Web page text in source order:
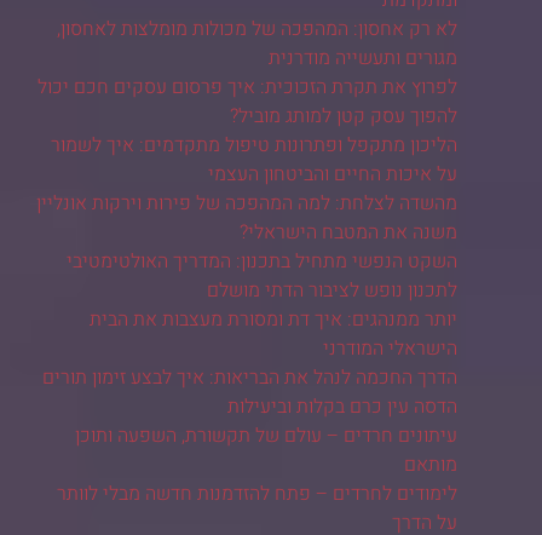
לא רק אחסון: המהפכה של מכולות מומלצות לאחסון,
מגורים ותעשייה מודרנית
לפרוץ את תקרת הזכוכית: איך פרסום עסקים חכם יכול
להפוך עסק קטן למותג מוביל?
הליכון מתקפל ופתרונות טיפול מתקדמים: איך לשמור
על איכות החיים והביטחון העצמי
מהשדה לצלחת: למה המהפכה של פירות וירקות אונליין
משנה את המטבח הישראלי?
השקט הנפשי מתחיל בתכנון: המדריך האולטימטיבי
לתכנון נופש לציבור הדתי מושלם
יותר ממנהגים: איך דת ומסורת מעצבות את הבית
הישראלי המודרני
הדרך החכמה לנהל את הבריאות: איך לבצע זימון תורים
הדסה עין כרם בקלות וביעילות
עיתונים חרדים – עולם של תקשורת, השפעה ותוכן
מותאם
לימודים לחרדים – פתח להזדמנות חדשה מבלי לוותר
על הדרך